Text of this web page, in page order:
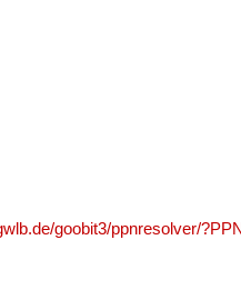
goobit3/ppnresolver/